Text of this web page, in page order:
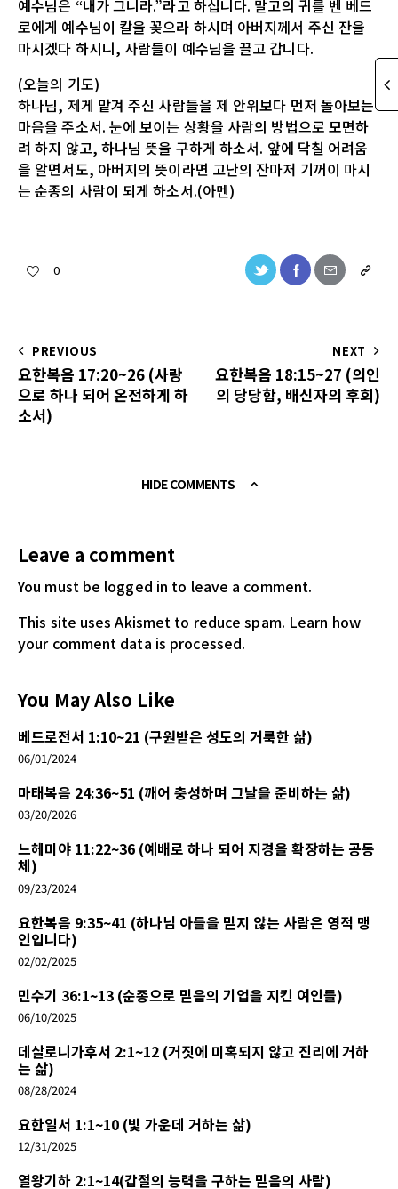
예수님은 “내가 그니라.”라고 하십니다. 말고의 귀를 벤 베드
로에게 예수님이 칼을 꽂으라 하시며 아버지께서 주신 잔을
마시겠다 하시니, 사람들이 예수님을 끌고 갑니다.
(오늘의 기도)
하나님, 제게 맡겨 주신 사람들을 제 안위보다 먼저 돌아보는
마음을 주소서. 눈에 보이는 상황을 사람의 방법으로 모면하
려 하지 않고, 하나님 뜻을 구하게 하소서. 앞에 닥칠 어려움
을 알면서도, 아버지의 뜻이라면 고난의 잔마저 기꺼이 마시
는 순종의 사람이 되게 하소서.(아멘)
0
PREVIOUS
요한복음 17:20~26 (사랑
으로 하나 되어 온전하게 하
소서)
NEXT
요한복음 18:15~27 (의인
의 당당함, 배신자의 후회)
HIDE COMMENTS
Leave a comment
You must be logged in to leave a comment.
This site uses Akismet to reduce spam. Learn how
your comment data is processed.
You May Also Like
베드로전서 1:10~21 (구원받은 성도의 거룩한 삶)
06/01/2024
마태복음 24:36~51 (깨어 충성하며 그날을 준비하는 삶)
03/20/2026
느헤미야 11:22~36 (예배로 하나 되어 지경을 확장하는 공동
체)
09/23/2024
요한복음 9:35~41 (하나님 아들을 믿지 않는 사람은 영적 맹
인입니다)
02/02/2025
민수기 36:1~13 (순종으로 믿음의 기업을 지킨 여인들)
06/10/2025
데살로니가후서 2:1~12 (거짓에 미혹되지 않고 진리에 거하
는 삶)
08/28/2024
요한일서 1:1~10 (빛 가운데 거하는 삶)
12/31/2025
열왕기하 2:1~14(갑절의 능력을 구하는 믿음의 사람)